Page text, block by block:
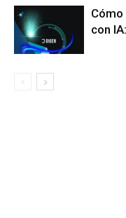
con